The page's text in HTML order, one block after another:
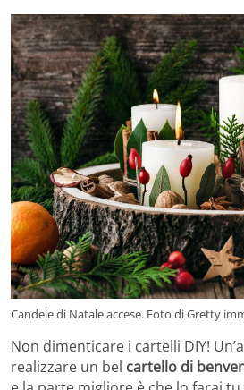
Candele di Natale accese. Foto di Gretty
Non dimenticare i cartelli DIY!
realizzare un bel cartello di